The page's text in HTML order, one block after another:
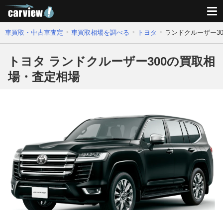
車買取・中古車査定 車買取相場を調べる トヨタ ランドクルーザー
トヨタ ランドクルーザー300の買取相
場・査定相場